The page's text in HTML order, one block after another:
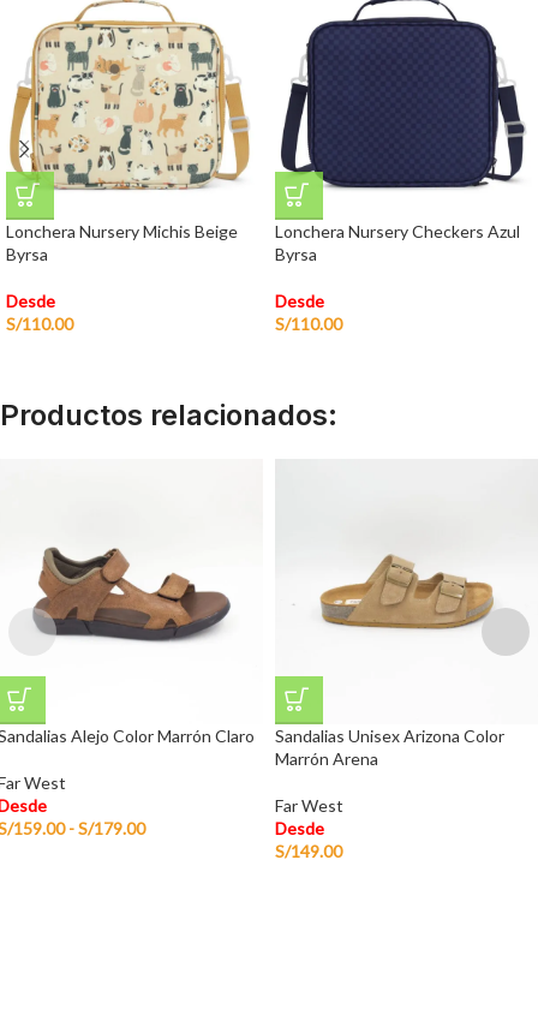
Lonchera Nursery Michis Beige
Byrsa
Desde
S/110.00
Lonchera Nursery Checkers Azul
Byrsa
Desde
S/110.00
Productos relacionados:
Alejo Color Marrón Claro
West
159.00 - S/179.00
Sandalias Unisex Arizona Color
Marrón Arena
Far West
Desde
S/149.00